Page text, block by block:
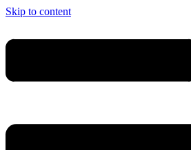
Skip to content